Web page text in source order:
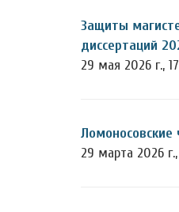
Защиты
диссертаций
29 мая 2026 г.,
29 марта 2026 г.,